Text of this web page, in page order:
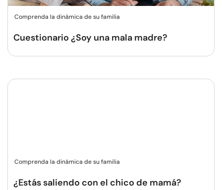
Comprenda la dinámica de su familia
Cuestionario ¿Soy una mala madre?
Comprenda la dinámica de su familia
¿Estás saliendo con el chico de mamá?